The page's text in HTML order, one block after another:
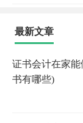
最新文章
证书会计在家
书有哪些)